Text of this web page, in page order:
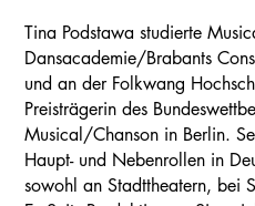
Tina Podstawa studierte
Dansacademie/Brabants
und an der Folkwang
Preisträgerin des
Musical/Chanson in Berlin.
Haupt- und Nebenrollen in
sowohl an Stadttheatern, bei